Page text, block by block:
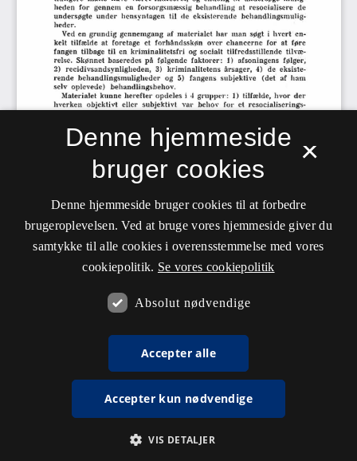
×
Denne hjemmeside
bruger cookies
Denne hjemmeside bruger cookies til at forbedre
brugeroplevelsen. Ved at bruge vores hjemmeside giver du
samtykke til alle cookies i overensstemmelse med vores
cookiepolitik. Se vores cookiepolitik
Absolut nødvendige
Accepter alle
Accepter kun nødvendige
VIS DETALJER